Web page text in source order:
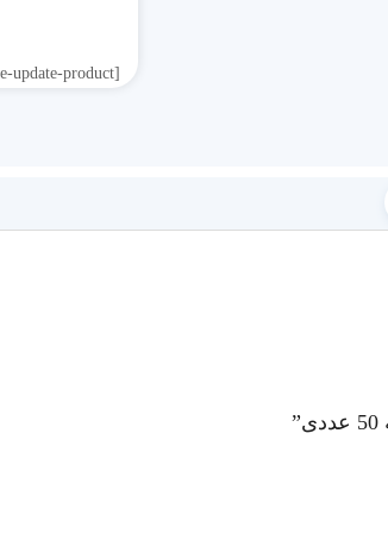
[price-update-product]